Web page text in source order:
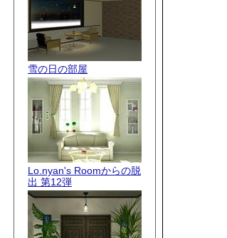
雪の日の部屋
Lo.nyan's Roomからの脱
出 第12弾